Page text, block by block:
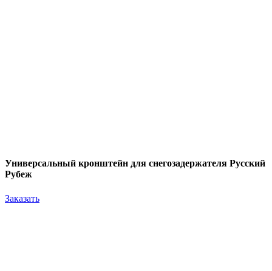
Универсальный кронштейн для снегозадержателя Русский
Рубеж
Заказать